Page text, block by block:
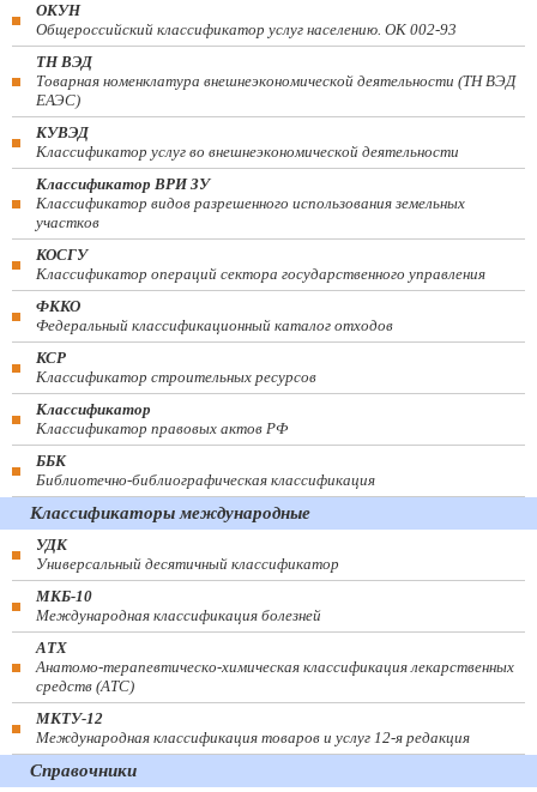
ОКУН
Общероссийский классификатор услуг населению. ОК 002-93
ТН ВЭД
Товарная номенклатура внешнеэкономической деятельности (ТН ВЭД
ЕАЭС)
КУВЭД
Классификатор услуг во внешнеэкономической деятельности
Классификатор ВРИ ЗУ
Классификатор видов разрешенного использования земельных
участков
КОСГУ
Классификатор операций сектора государственного управления
ФККО
Федеральный классификационный каталог отходов
КСР
Классификатор строительных ресурсов
Классификатор
Классификатор правовых актов РФ
ББК
Библиотечно-библиографическая классификация
Классификаторы международные
УДК
Универсальный десятичный классификатор
МКБ-10
Международная классификация болезней
АТХ
Анатомо-терапевтическо-химическая классификация лекарственных
средств (ATC)
МКТУ-12
Международная классификация товаров и услуг 12-я редакция
Справочники